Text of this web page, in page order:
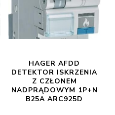
HAGER AFDD
DETEKTOR ISKRZENIA
Z CZŁONEM
NADPRĄDOWYM 1P+N
B25A ARC925D